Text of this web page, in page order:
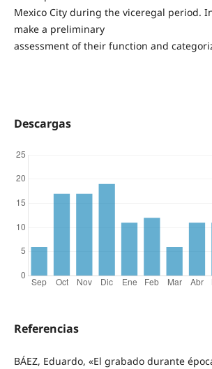
Mexico City during the viceregal period.
make a preliminary
assessment of their function and
Descargas
Referencias
BÁEZ, Eduardo, «El grabado durante